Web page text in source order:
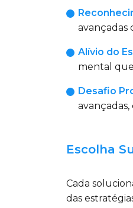
avançadas
Alívio do
mental
Desafio
Escolha
Cada
das